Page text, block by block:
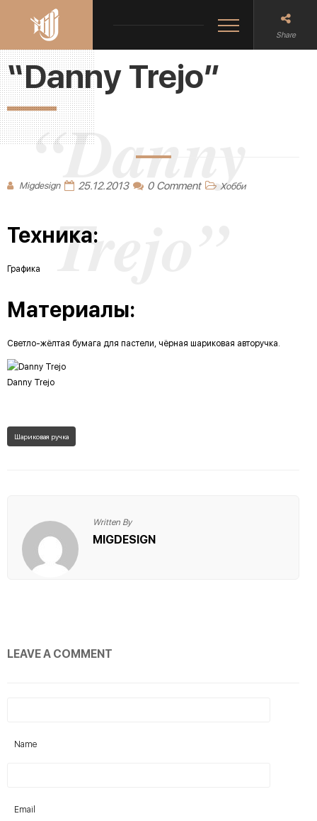
Share
“Danny
Trejo”
“Danny Trejo”
Migdesign 25.12.2013 0 Comment Хобби
Техника:
Графика
Материалы:
Светло-жёлтая бумага для пастели, чёрная шариковая авторучка.
Danny Trejo
Шариковая ручка
Written By
MIGDESIGN
LEAVE A COMMENT
Name
Email